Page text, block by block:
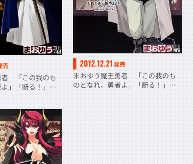
売
者 「この我のも
よ」「断る！」
2012.12.21発売
まおゆう魔王勇者 「この我のも
のとなれ、勇者よ」「断る！」